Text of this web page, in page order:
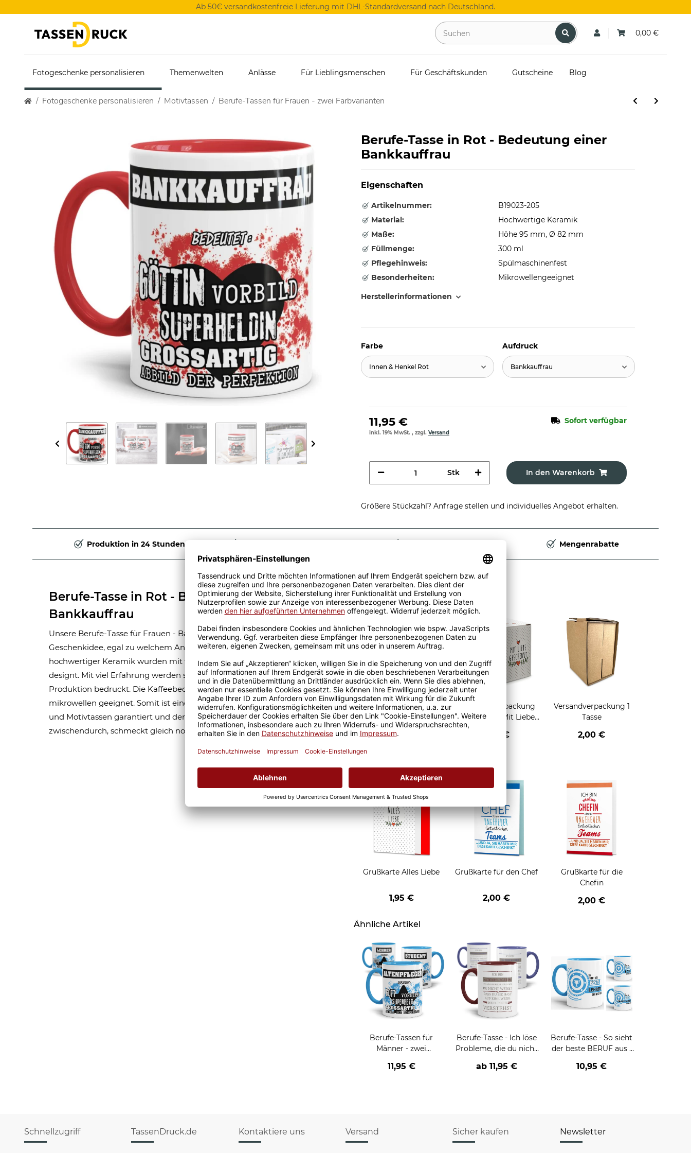
Ab 50€ versandkostenfreie Lieferung mit DHL-Standardversand nach Deutschland.
0,00 €
Fotogeschenke personalisieren Themenwelten Anlässe Für Lieblingsmenschen Für Geschäftskunden Gutscheine Blog
Fotogeschenke personalisieren Motivtassen Berufe-Tassen für Frauen - zwei Farbvarianten
Berufe-Tasse in Rot - Bedeutung einer
Bankkauffrau
Eigenschaften
Artikelnummer:
B19023-205
Material:
Hochwertige Keramik
Maße:
Höhe 95 mm, Ø 82 mm
Füllmenge:
300 ml
Pflegehinweis:
Spülmaschinenfest
Besonderheiten:
Mikrowellengeeignet
Herstellerinformationen
Farbe
Innen & Henkel Rot
Aufdruck
Bankkauffrau
11,95 € Sofort verfügbar
inkl. 19% MwSt. , zzgl. Versand
Stk In den Warenkorb
Größere Stückzahl? Anfrage stellen und individuelles Angebot erhalten.
Produktion in 24 Stunden Mengenrabatte
Berufe-Tasse in Rot - Bedeutung einer
Bankkauffrau
Unsere Berufe-Tasse für Frauen - Bankkauffrau - ist eine tolle
Geschenkidee, egal zu welchem Anlass. Unsere roten Berufe-Tassen aus
hochwertiger Keramik wurden mit viel Liebe von unserem Grafik-Team
designt. Mit viel Erfahrung werden sie Handmade in unserer eigenen
Produktion bedruckt. Die Kaffeebecher sind spülmaschinen- und
mikrowellen geeignet. Somit ist eine lange Freude an unseren Fototassen
und Motivtassen garantiert und der Kaffee am Morgen, oder
zwischendurch, schmeckt gleich nochmal so gut.
Passende Verpackungen
Geschenkverpackung 1
Tasse mit Fenster
2,50 €
Geschenkverpackung
für Tassen - Mit Liebe
2,95 €
Versandverpackung 1
Tasse
2,00 €
Grußkarten zum Verschenken
Grußkarte Alles Liebe
1,95 €
Grußkarte für den Chef
2,00 €
Grußkarte für die
Chefin
2,00 €
Ähnliche Artikel
Berufe-Tassen für
Männer - zwei
11,95 €
Berufe-Tasse - Ich löse
Probleme, die du nicht
verschiedene Berufe
ab 11,95 €
Berufe-Tasse - So sieht
der beste BERUF aus -
Männer - Hellblau
10,95 €
Schnellzugriff TassenDruck.de Kontaktiere uns Versand Sicher kaufen Newsletter